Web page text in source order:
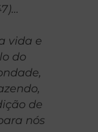
vida e
do
de
nós